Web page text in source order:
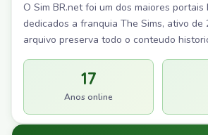
O Sim BR.net foi um dos maiores portais
dedicados a franquia The Sims, ativo de
arquivo preserva todo o conteudo
17
Anos online